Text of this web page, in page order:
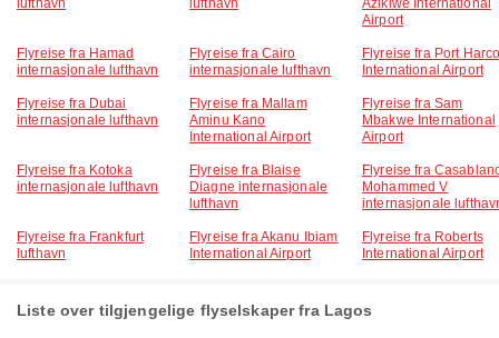
lufthavn lufthavn
Azikiwe International
Airport
Flyreise fra Hamad
internasjonale lufthavn
Flyreise fra Cairo
internasjonale lufthavn
Flyreise fra Port
International Airport
Flyreise fra Dubai
internasjonale lufthavn
Flyreise fra Mallam
Aminu Kano
International Airport
Flyreise fra Sam
Mbakwe International
Airport
Flyreise fra Kotoka
internasjonale lufthavn
Flyreise fra Blaise
Diagne internasjonale
lufthavn
Flyreise fra
Mohammed V
internasjonale
Flyreise fra Frankfurt
lufthavn
Flyreise fra Akanu Ibiam
International Airport
Flyreise fra Roberts
International Airport
Liste over tilgjengelige flyselskaper fra Lagos